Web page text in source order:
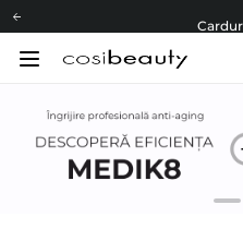
Livrare mai ieftină
Livrare mai ieftină